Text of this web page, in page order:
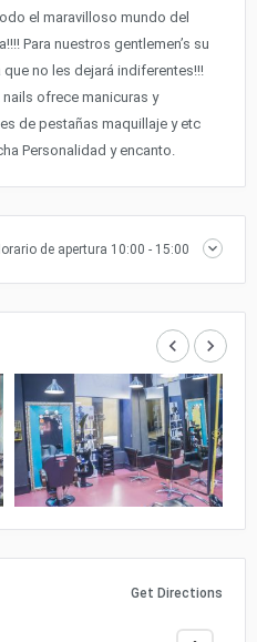
el maravilloso mundo del
Para nuestros gentlemen’s su
no les dejará indiferentes!!!
ofrece manicuras y
de pestañas maquillaje y etc
Personalidad y encanto.
de apertura 10:00 - 15:00
keyboard_arrow_left keyboard_arrow_right
Get Directions